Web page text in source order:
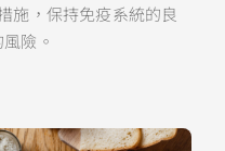
施，保持免疫系統的良
險。